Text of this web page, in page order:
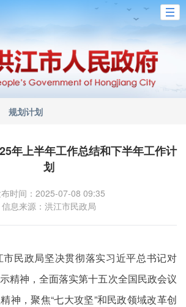
规划计划
年上半年工作总结和下半年工作计
划
时间：2025-07-08 09:35
信息来源：洪江市民政局
市民政局坚决贯彻落实习近平总书记对
精神，全面落实第十五次全国民政会议
神，聚焦“七大攻坚”和民政领域改革创